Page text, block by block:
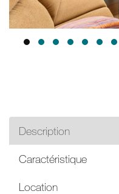
Description
Caractéristique
Location